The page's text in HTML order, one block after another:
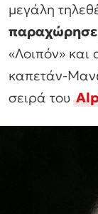
μεγάλη
παραχώρησε
«Λοιπόν»
καπετάν-
σειρά του